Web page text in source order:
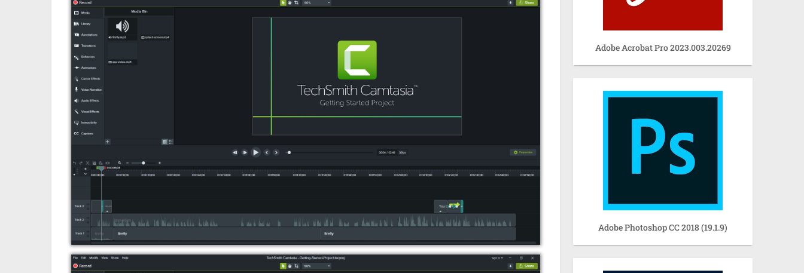
Adobe Acrobat Pro 2023.003.20269
Adobe Photoshop CC 2018 (19.1.9)